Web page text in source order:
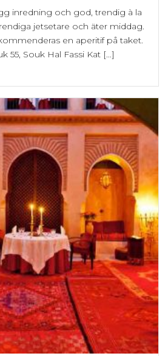
inredning och god, trendig à la
jetsetare och äter middag.
en aperitif på taket.
55, Souk Hal Fassi Kat [...]